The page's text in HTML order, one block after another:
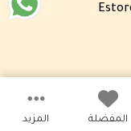
المفضلة المزيد